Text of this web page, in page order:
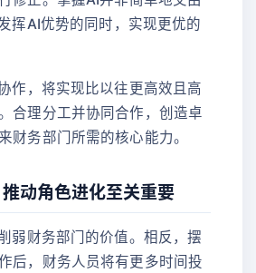
挥AI优势的同时，实现更优的
作，将实现比以往更高效且高
合理分工并协同合作，创造卓
财务部门所需的核心能力。
动角色进化至关重要
弱财务部门的价值。相反，摆
后，财务人员将有更多时间投